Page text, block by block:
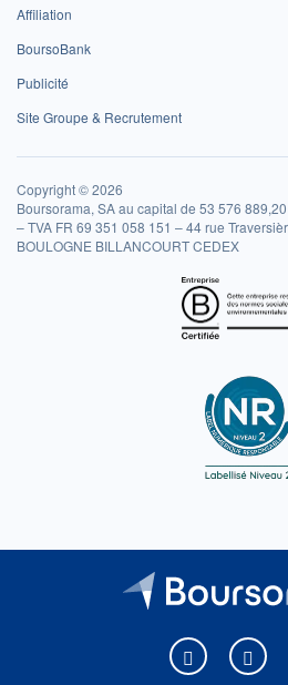
Affiliation
BoursoBank
Publicité
Site Groupe & Recrutement
Copyright © 2026
Boursorama, SA au capital de 53 576
– TVA FR 69 351 058 151 – 44 rue
BOULOGNE BILLANCOURT CEDEX